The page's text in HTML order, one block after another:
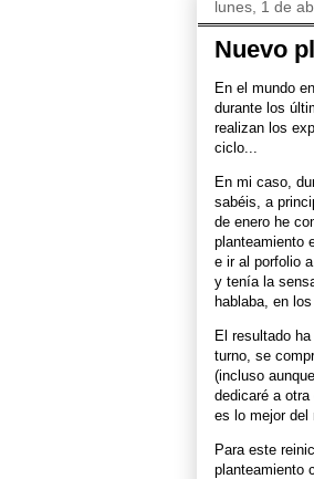
lunes, 1 de
Nuevo
En el mundo
durante los
realizan los
ciclo...
En mi caso,
sabéis, a
de enero he
planteamiento
e ir al porfolio
y tenía la
hablaba, en
El resultado
turno, se
(incluso
dedicaré a
es lo mejor del
Para este
planteamiento